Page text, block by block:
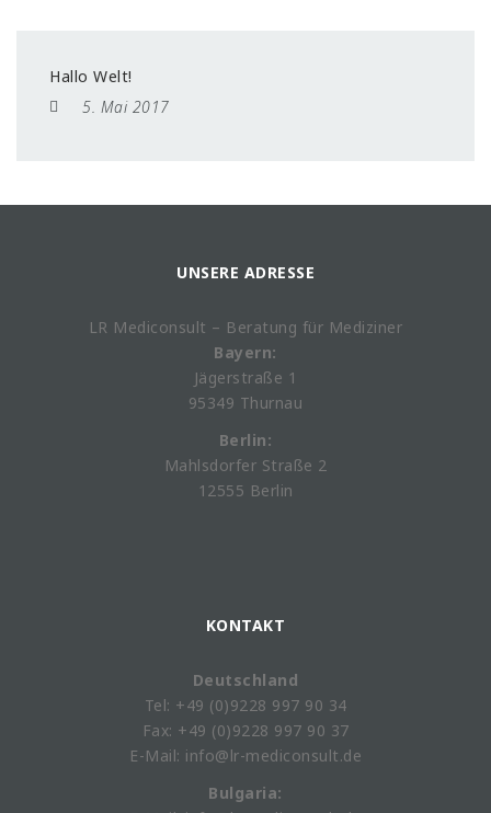
Hallo Welt!
5. Mai 2017
UNSERE ADRESSE
LR Mediconsult – Beratung für Mediziner
Bayern:
Jägerstraße 1
95349 Thurnau
Berlin:
Mahlsdorfer Straße 2
12555 Berlin
KONTAKT
Deutschland
Tel: +49 (0)9228 997 90 34
Fax: +49 (0)9228 997 90 37
E-Mail: info@lr-mediconsult.de
Bulgaria: